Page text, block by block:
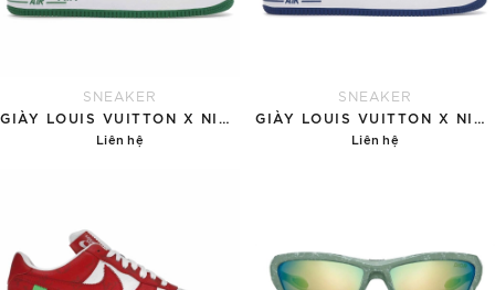
SNEAKER
Liên hệ
SNEAKER
Liên hệ